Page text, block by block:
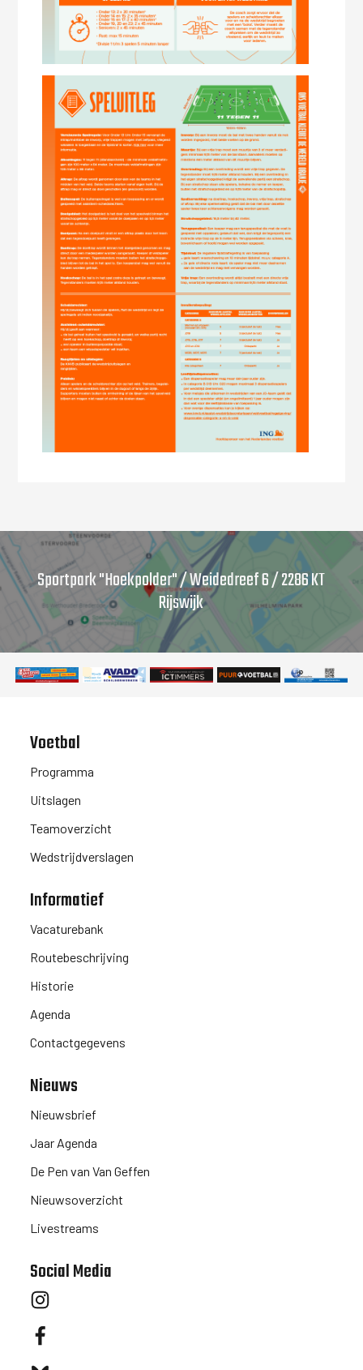
Sportpark "Hoekpolder" / Weidedreef 6 / 2286 KT
Rijswijk
Voetbal
Programma
Uitslagen
Teamoverzicht
Wedstrijdverslagen
Informatief
Vacaturebank
Routebeschrijving
Historie
Agenda
Contactgegevens
Nieuws
Nieuwsbrief
Jaar Agenda
De Pen van Van Geffen
Nieuwsoverzicht
Livestreams
Social Media